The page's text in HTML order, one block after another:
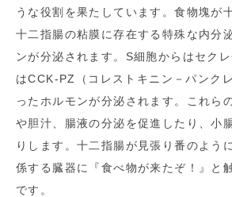
うな役割を果たしています。食物塊が
十二指腸の粘膜に存在する特殊な内分
ンが分泌されます。S細胞からはセク
はCCK-PZ（コレストキニン－パンク
ったホルモンが分泌されます。これら
や胆汁、腸液の分泌を促進したり、小
りします。十二指腸が見張り番のよう
係する臓器に『食べ物が来たぞ！』と
です。